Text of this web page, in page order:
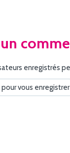
enregistrés
pour vous enregistrer